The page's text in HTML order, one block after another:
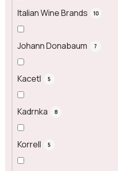
Italian Wine Brands 10
Johann Donabaum 7
Kacetl 5
Kadrnka 8
Korrell 5